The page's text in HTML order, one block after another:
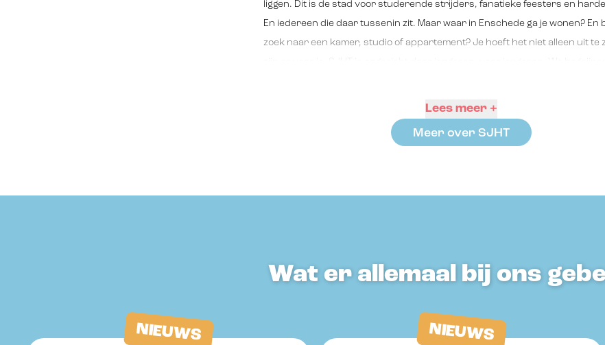
liggen. Dit is de stad voor studerende strijders, fanatieke feesters en
En iedereen die daar tussenin zit. Maar waar in Enschede ga je wonen? En
zoek naar een kamer, studio of appartement? Je hoeft het niet alleen uit te
Hengelo een eigen plek zoekt, wij helpen je bij de zoektocht naar jouw
Samen vinden we wat bij jou past!
Lees meer +
Meer over SJHT
Wat er allemaal bij ons
NIEUWS NIEUWS